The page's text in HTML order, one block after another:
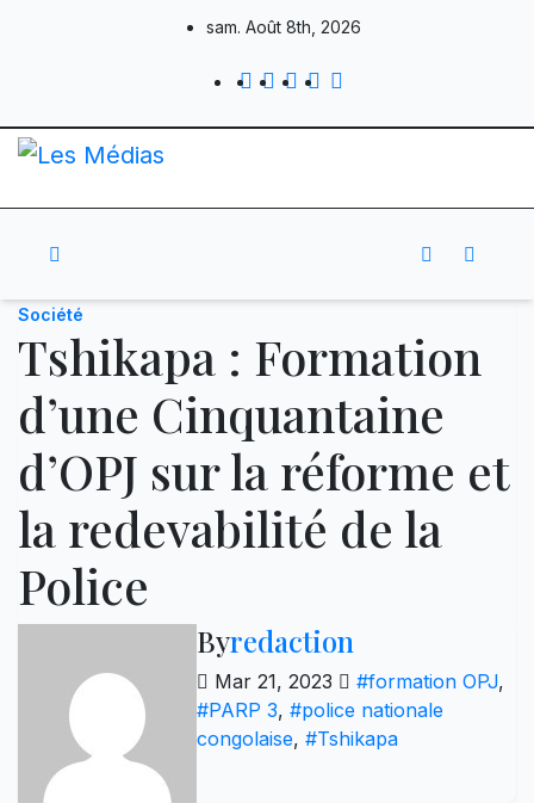
sam. Août 8th, 2026
Société
Tshikapa : Formation
d’une Cinquantaine
d’OPJ sur la réforme et
la redevabilité de la
Police
Byredaction
Mar 21, 2023 #formation OPJ,
#PARP 3, #police nationale
congolaise, #Tshikapa